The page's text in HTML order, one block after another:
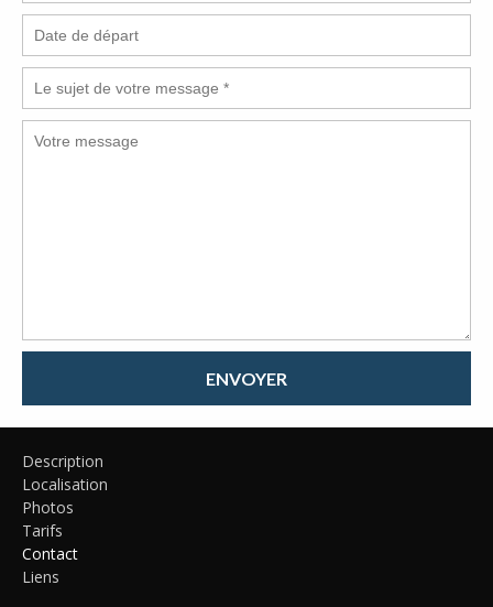
ENVOYER
Description
Localisation
Photos
Tarifs
Contact
Liens